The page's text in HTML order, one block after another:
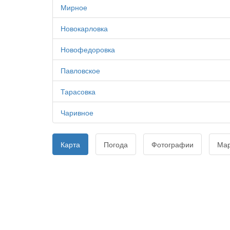
Мирное
Новокарловка
Новофедоровка
Павловское
Тарасовка
Чаривное
Карта Погода Фотографии